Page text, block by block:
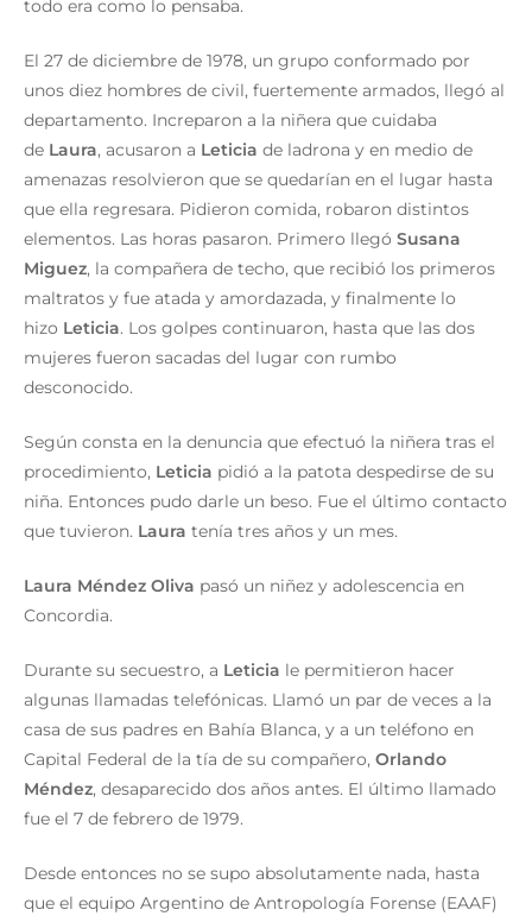
todo era como lo pensaba.
El 27 de diciembre de 1978, un grupo conformado por
unos diez hombres de civil, fuertemente armados, llegó al
departamento. Increparon a la niñera que cuidaba
de Laura, acusaron a Leticia de ladrona y en medio de
amenazas resolvieron que se quedarían en el lugar hasta
que ella regresara. Pidieron comida, robaron distintos
elementos. Las horas pasaron. Primero llegó Susana
Miguez, la compañera de techo, que recibió los primeros
maltratos y fue atada y amordazada, y finalmente lo
hizo Leticia. Los golpes continuaron, hasta que las dos
mujeres fueron sacadas del lugar con rumbo
desconocido.
Según consta en la denuncia que efectuó la niñera tras el
procedimiento, Leticia pidió a la patota despedirse de su
niña. Entonces pudo darle un beso. Fue el último contacto
que tuvieron. Laura tenía tres años y un mes.
Laura Méndez Oliva pasó un niñez y adolescencia en
Concordia.
Durante su secuestro, a Leticia le permitieron hacer
algunas llamadas telefónicas. Llamó un par de veces a la
casa de sus padres en Bahía Blanca, y a un teléfono en
Capital Federal de la tía de su compañero, Orlando
Méndez, desaparecido dos años antes. El último llamado
fue el 7 de febrero de 1979.
Desde entonces no se supo absolutamente nada, hasta
que el equipo Argentino de Antropología Forense (EAAF)